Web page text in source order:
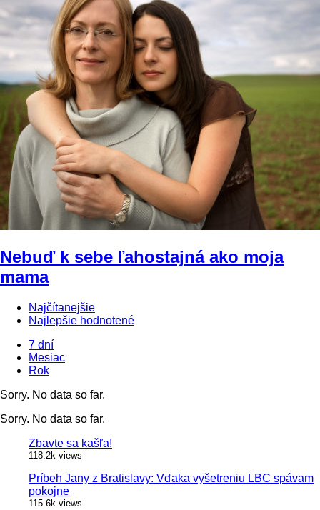
Nebuď k sebe ľahostajná ako moja
mama
Najčítanejšie
Najlepšie hodnotené
7 dní
Mesiac
Rok
Sorry. No data so far.
Sorry. No data so far.
Zbavte sa kašľa!
118.2k views
Príbeh Jany z Bratislavy: Vďaka vyšetreniu LBC spávam
pokojne
115.6k views